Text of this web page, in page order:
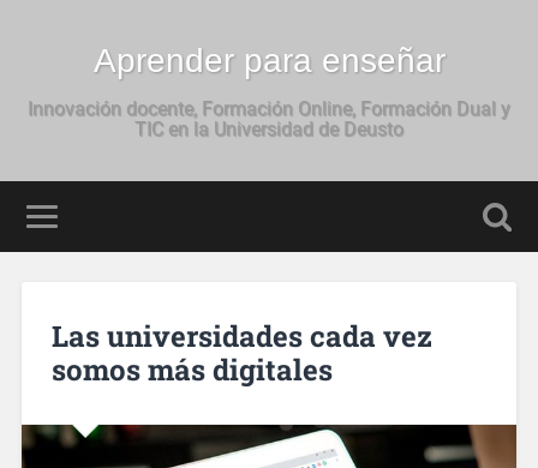
Aprender para enseñar
Innovación docente, Formación Online, Formación Dual y
TIC en la Universidad de Deusto
Las universidades cada vez
somos más digitales